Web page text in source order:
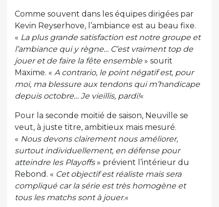
Comme souvent dans les équipes dirigées par
Kevin Reyserhove, l’ambiance est au beau fixe.
« La plus grande satisfaction est notre groupe et
l’ambiance qui y règne… C’est vraiment top de
jouer et de faire la fête ensemble» sourit
Maxime. « A contrario, le point négatif est, pour
moi, ma blessure aux tendons qui m’handicape
depuis octobre… Je vieillis, pardi!«
Pour la seconde moitié de saison, Neuville se
veut, à juste titre, ambitieux mais mesuré.
« Nous devons clairement nous améliorer,
surtout individuellement, en défense pour
atteindre les Playoffs» prévient l’intérieur du
Rebond. « Cet objectif est réaliste mais sera
compliqué car la série est très homogène et
tous les matchs sont à jouer.«